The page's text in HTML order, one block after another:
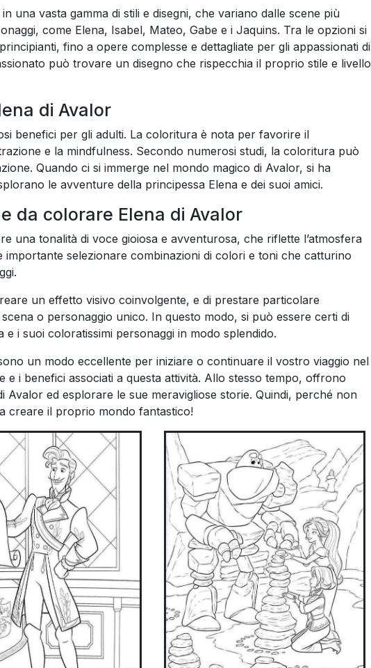
una vasta gamma di stili e disegni, che variano dalle scene più
come Elena, Isabel, Mateo, Gabe e i Jaquins. Tra le opzioni si
fino a opere complesse e dettagliate per gli appassionati di
può trovare un disegno che rispecchia il proprio stile e livello
di Avalor
benefici per gli adulti. La coloritura è nota per favorire il
e la mindfulness. Secondo numerosi studi, la coloritura può
Quando ci si immerge nel mondo magico di Avalor, si ha
le avventure della principessa Elena e dei suoi amici.
da colorare Elena di Avalor
una tonalità di voce gioiosa e avventurosa, che riflette l’atmosfera
selezionare combinazioni di colori e toni che catturino
un effetto visivo coinvolgente, e di prestare particolare
o personaggio unico. In questo modo, si può essere certi di
i suoi coloratissimi personaggi in modo splendido.
un modo eccellente per iniziare o continuare il vostro viaggio nel
i benefici associati a questa attività. Allo stesso tempo, offrono
ed esplorare le sue meravigliose storie. Quindi, perché non
creare il proprio mondo fantastico!